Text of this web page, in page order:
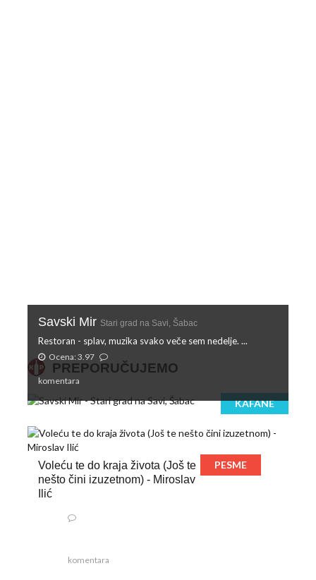
PREPORUČUJEMO
KAFANE
Savski Mir Stari grad na Savi, Šabac
Restoran - splav, muzika svako veče sem nedelje. ...
Ocena: 3.97
komentara
Voleću te do kraja života (Još te
nešto čini izuzetnom) - Miroslav
Ilić
PESME
komentara